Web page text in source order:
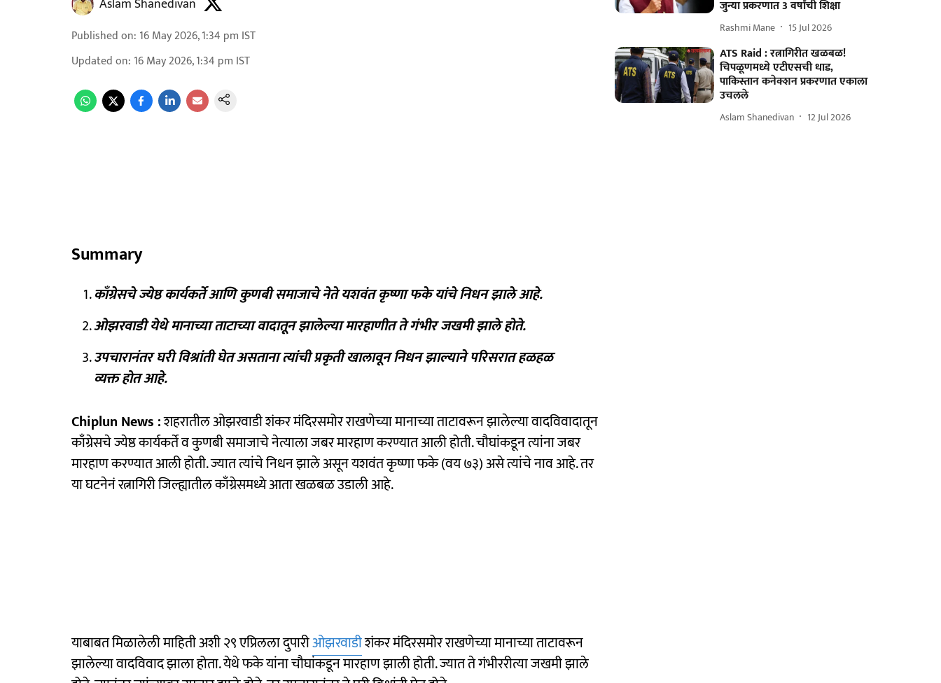
Aslam Shanedivan
Published on: 16 May 2026, 1:34 pm IST
Updated on: 16 May 2026, 1:34 pm IST
Summary
काँग्रेसचे ज्येष्ठ कार्यकर्ते आणि कुणबी समाजाचे नेते यशवंत कृष्णा फके यांचे निधन झाले आहे.
ओझरवाडी येथे मानाच्या ताटाच्या वादातून झालेल्या मारहाणीत ते गंभीर जखमी झाले होते.
उपचारानंतर घरी विश्रांती घेत असताना त्यांची प्रकृती खालावून निधन झाल्याने परिसरात हळहळ
व्यक्त होत आहे.
Chiplun News :शहरातील ओझरवाडी शंकर मंदिरसमोर राखणेच्या मानाच्या ताटावरून झालेल्या वादविवादातून
काँग्रेसचे ज्येष्ठ कार्यकर्ते व कुणबी समाजाचे नेत्याला जबर मारहाण करण्यात आली होती. चौघांकडून त्यांना जबर
मारहाण करण्यात आली होती. ज्यात त्यांचे निधन झाले असून यशवंत कृष्णा फके (वय ७३) असे त्यांचे नाव आहे. तर
या घटनेनं रत्नागिरी जिल्ह्यातील काँग्रेसमध्ये आता खळबळ उडाली आहे.
याबाबत मिळालेली माहिती अशी २९ एप्रिलला दुपारीओझरवाडीशंकर मंदिरसमोर राखणेच्या मानाच्या ताटावरून
झालेल्या वादविवाद झाला होता. येथे फके यांना चौघांकडून मारहाण झाली होती. ज्यात ते गंभीररीत्या जखमी झाले
जुन्या प्रकरणात 3 वर्षांची शिक्षा
Rashmi Mane 15 Jul 2026
ATS Raid : रत्नागिरीत खळबळ!
चिपळूणमध्ये एटीएसची धाड,
पाकिस्तान कनेक्शन प्रकरणात एकाला
उचलले
Aslam Shanedivan 12 Jul 2026